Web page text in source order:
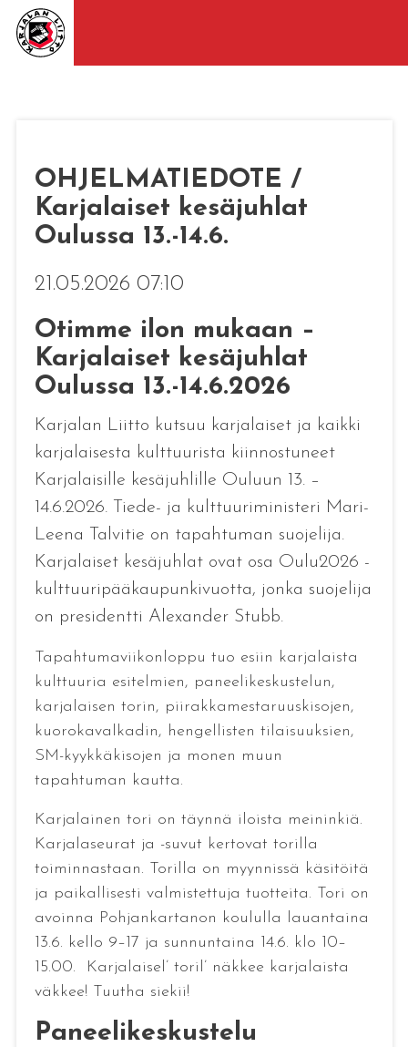
OHJELMATIEDOTE /
Karjalaiset kesäjuhlat
Oulussa 13.-14.6.
21.05.2026 07:10
Otimme ilon mukaan –
Karjalaiset kesäjuhlat
Oulussa 13.-14.6.2026
Karjalan Liitto kutsuu karjalaiset ja kaikki
karjalaisesta kulttuurista kiinnostuneet
Karjalaisille kesäjuhlille Ouluun 13. –
14.6.2026. Tiede- ja kulttuuriministeri Mari-
Leena Talvitie on tapahtuman suojelija.
Karjalaiset kesäjuhlat ovat osa Oulu2026 -
kulttuuripääkaupunkivuotta, jonka suojelija
on presidentti Alexander Stubb.
Tapahtumaviikonloppu tuo esiin karjalaista
kulttuuria esitelmien, paneelikeskustelun,
karjalaisen torin, piirakkamestaruuskisojen,
kuorokavalkadin, hengellisten tilaisuuksien,
SM-kyykkäkisojen ja monen muun
tapahtuman kautta.
Karjalainen tori on täynnä iloista meininkiä.
Karjalaseurat ja -suvut kertovat torilla
toiminnastaan. Torilla on myynnissä käsitöitä
ja paikallisesti valmistettuja tuotteita. Tori on
avoinna Pohjankartanon koululla lauantaina
13.6. kello 9–17 ja sunnuntaina 14.6. klo 10–
15.00. Karjalaisel’ toril’ näkkee karjalaista
väkkee! Tuutha siekii!
Paneelikeskustelu